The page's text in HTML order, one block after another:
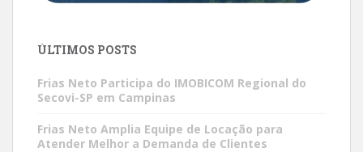
ÚLTIMOS POSTS
Frias Neto Participa do IMOBICOM Regional do
Secovi-SP em Campinas
Frias Neto Amplia Equipe de Locação para
Atender Melhor a Demanda de Clientes